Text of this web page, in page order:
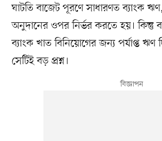
ঘাটতি বাজেট পূরণে সাধারণত ব্যাংক
অনুদানের ওপর নির্ভর করতে হয়। কিন্তু
ব্যাংক খাত বিনিয়োগের জন্য পর্যাপ্ত ঋণ
সেটিই বড় প্রশ্ন।